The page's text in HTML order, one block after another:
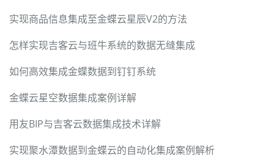
实现商品信息集成至金蝶云星辰V2的方法
怎样实现吉客云与班牛系统的数据无缝集成
如何高效集成金蝶数据到钉钉系统
金蝶云星空数据集成案例详解
用友BIP与吉客云数据集成技术详解
实现聚水潭数据到金蝶云的自动化集成案例解析